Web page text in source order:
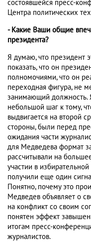
состоявшейся пресс-
Центра политических
- Какие Ваши общие
президента?
Я думаю, что президент
показать, что он
полномочиями, что он
переходная фигура, не
занимающий должность.
небольшой шаг к тому,
выдвигается на второй
стороны, были перед
ожидания части
для Медведева формат
рассчитывали на
участии в
получили еще один
Понятно, почему это
Медведев объявляет о
на конфликт со своим
понятен эффект
итогам пресс-
журналистов.